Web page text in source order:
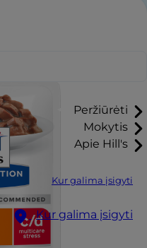
Peržiūrėti
Mokytis
Apie Hill's
Kur galima įsigyti
Kur galima įsigyti